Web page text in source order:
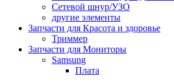
Сетевой шнур/УЗО
другие элементы
Запчасти для Красота и здоровье
Триммер
Запчасти для Мониторы
Samsung
Плата